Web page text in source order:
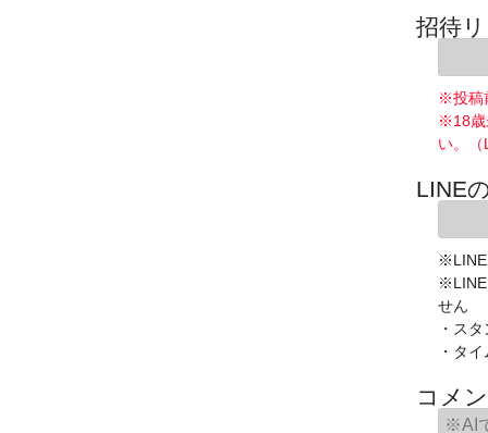
招待
※投稿
※18歳
い。
LINE
※LINE
※LINE
せん
・ス
・タ
コメ